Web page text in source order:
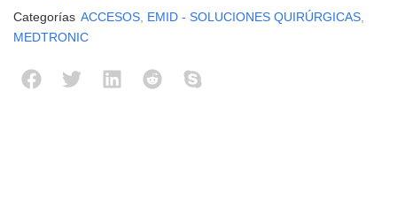
Categorías ACCESOS EMID - SOLUCIONES QUIRÚRGICAS
MEDTRONIC